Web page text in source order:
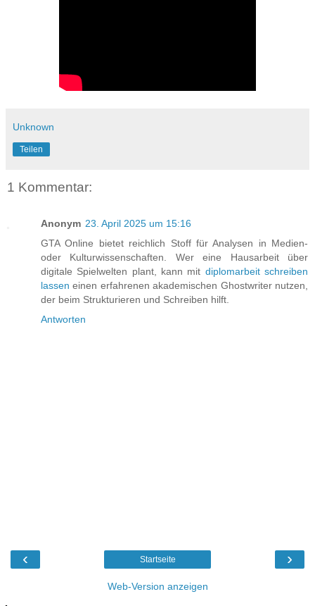
Unknown
Teilen
1 Kommentar:
Anonym 23. April 2025 um 15:16
GTA Online bietet reichlich Stoff für Analysen in Medien-
oder Kulturwissenschaften. Wer eine Hausarbeit über
digitale Spielwelten plant, kann mit diplomarbeit schreiben
lassen einen erfahrenen akademischen Ghostwriter nutzen,
der beim Strukturieren und Schreiben hilft.
Antworten
‹ ›
Startseite
Web-Version anzeigen